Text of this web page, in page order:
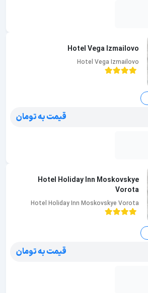
Hotel Vega Izmailovo
Hotel Vega Izmailovo
قیمت به تومان
Hotel Holiday Inn Moskovskye
Vorota
Hotel Holiday Inn Moskovskye Vorota
قیمت به تومان